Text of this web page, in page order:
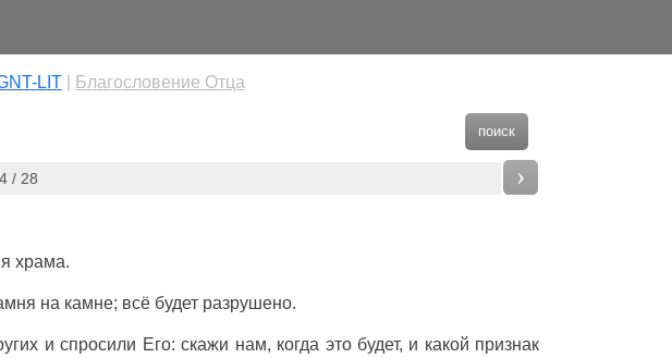
LIT| Благословение Отца
поиск
/ 28 ›
храма.
на камне; всё будет разрушено.
и спросили Его: скажи нам, когда это будет, и какой признак